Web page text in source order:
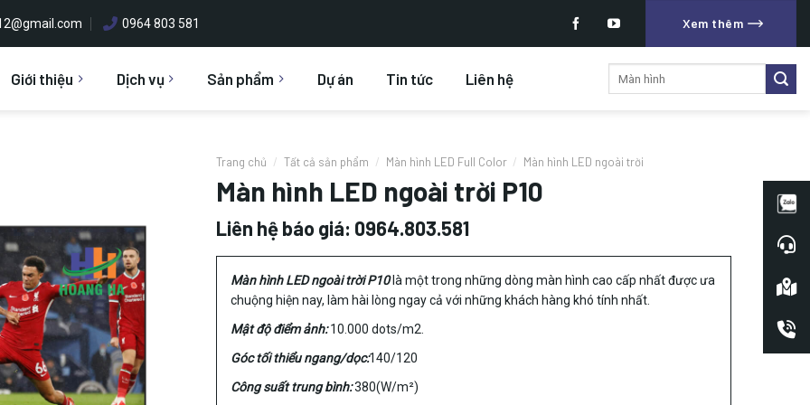
0964 803 581 Xem thêm
Giới thiệu Dịch vụ Sản phẩm Dự án Tin tức Liên hệ
Trang chủ / Tất cả sản phẩm / Màn hình LED Full Color / Màn hình LED ngoài trời
Màn hình LED ngoài trời P10
Liên hệ báo giá: 0964.803.581
Màn hình LED ngoài trời P10là một trong những dòng màn hình cao cấp nhất được ưa
chuộng hiện nay, làm hài lòng ngay cả với những khách hàng khó tính nhất.
Mật độ điểm ảnh:10.000 dots/m2.
Góc tối thiểu ngang/dọc:140/120
Công suất trung bình:380(W/m²)